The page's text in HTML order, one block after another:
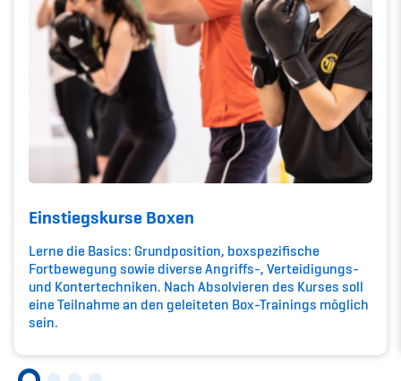
Krankenversicherung
Schwangerschaft & Sport
Spitzensport & Studium
Organisation
Team
Offene Stellen
Mitgliedervereine
Sponsoren und Partner
Einstiegskurse Boxen
Lerne die Basics: Grundposition, boxspezifische
Fortbewegung sowie diverse Angriffs-, Verteidigungs-
und Kontertechniken. Nach Absolvieren des Kurses soll
eine Teilnahme an den geleiteten Box-Trainings möglich
sein.